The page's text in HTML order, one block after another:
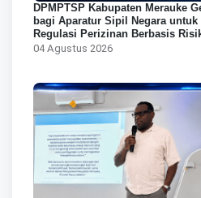
DPMPTSP Kabupaten Merauke
bagi Aparatur Sipil Negara untuk
Regulasi Perizinan Berbasis
04 Agustus 2026